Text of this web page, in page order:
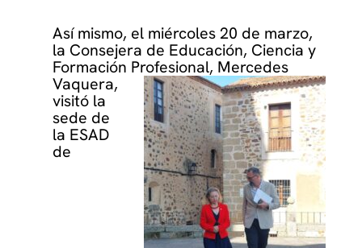
Así mismo, el miércoles 20 de marzo,
la Consejera de Educación, Ciencia y
Formación Profesional, Mercedes
Vaquera,
visitó la
sede de
la ESAD
de